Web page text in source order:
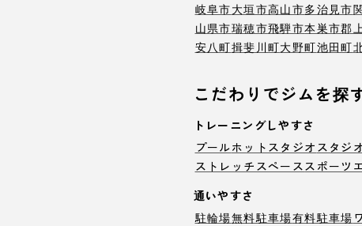
岐阜市大垣市高山市多治見市
山県市瑞穂市飛騨市本巣市郡
安八町揖斐川町大野町池田町
こだわりでジムを探
トレーニングしやすさ
プールホットスタジオ スタジ
ストレッチスペーススポーツ
通いやすさ
駐輪場無料駐車場有料駐車場